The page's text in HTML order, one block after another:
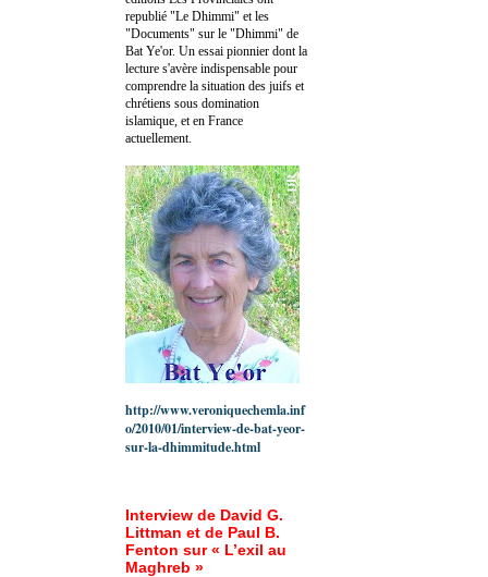
republié "Le Dhimmi" et les
"Documents" sur le "Dhimmi" de
Bat Ye'or. Un essai pionnier dont la
lecture s'avère indispensable pour
comprendre la situation des juifs et
chrétiens sous domination
islamique, et en France
actuellement.
http://www.veroniquechemla.inf
o/2010/01/interview-de-bat-yeor-
sur-la-dhimmitude.html
Interview de David G.
Littman et de Paul B.
Fenton sur « L’exil au
Maghreb »